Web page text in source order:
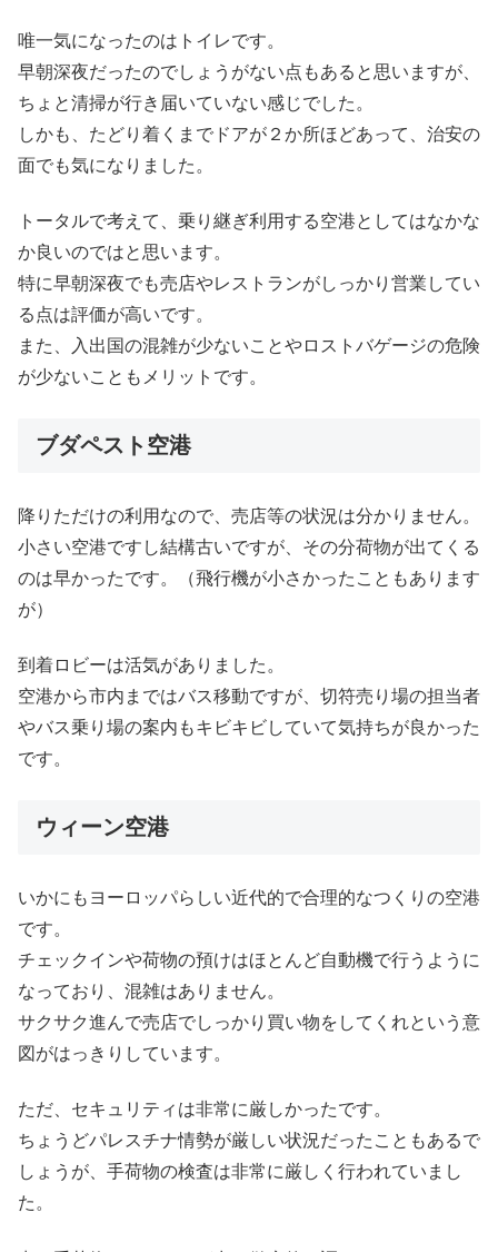
唯一気になったのはトイレです。
早朝深夜だったのでしょうがない点もあると思いますが、
ちょと清掃が行き届いていない感じでした。
しかも、たどり着くまでドアが２か所ほどあって、治安の
面でも気になりました。
トータルで考えて、乗り継ぎ利用する空港としてはなかな
か良いのではと思います。
特に早朝深夜でも売店やレストランがしっかり営業してい
る点は評価が高いです。
また、入出国の混雑が少ないことやロストバゲージの危険
が少ないこともメリットです。
ブダペスト空港
降りただけの利用なので、売店等の状況は分かりません。
小さい空港ですし結構古いですが、その分荷物が出てくる
のは早かったです。（飛行機が小さかったこともあります
が）
到着ロビーは活気がありました。
空港から市内まではバス移動ですが、切符売り場の担当者
やバス乗り場の案内もキビキビしていて気持ちが良かった
です。
ウィーン空港
いかにもヨーロッパらしい近代的で合理的なつくりの空港
です。
チェックインや荷物の預けはほとんど自動機で行うように
なっており、混雑はありません。
サクサク進んで売店でしっかり買い物をしてくれという意
図がはっきりしています。
ただ、セキュリティは非常に厳しかったです。
ちょうどパレスチナ情勢が厳しい状況だったこともあるで
しょうが、手荷物の検査は非常に厳しく行われていまし
た。